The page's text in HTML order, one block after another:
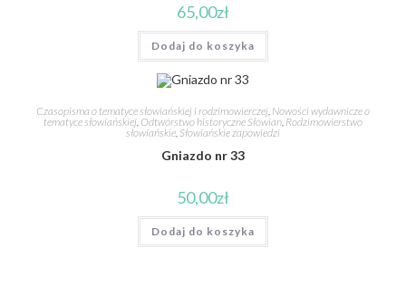
65,00zł
Dodaj do koszyka
Czasopisma o tematyce słowiańskiej i rodzimowierczej Nowości wydawnicze o
tematyce słowiańskiej Odtwórstwo historyczne Słowian Rodzimowierstwo
słowiańskie Słowiańskie zapowiedzi
Gniazdo nr 33
50,00zł
Dodaj do koszyka